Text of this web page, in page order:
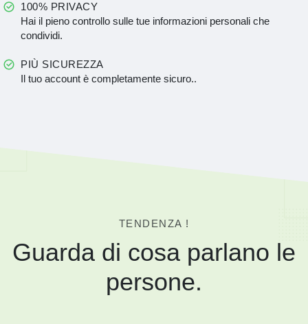
100% PRIVACY
Hai il pieno controllo sulle tue informazioni personali che
condividi.
PIÙ SICUREZZA
Il tuo account è completamente sicuro..
TENDENZA !
Guarda di cosa parlano le
persone.